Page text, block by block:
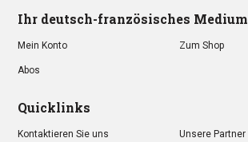
Ihr deutsch-französisches Medium
Mein Konto Zum Shop
Abos
Quicklinks
Kontaktieren Sie uns Unsere Partner